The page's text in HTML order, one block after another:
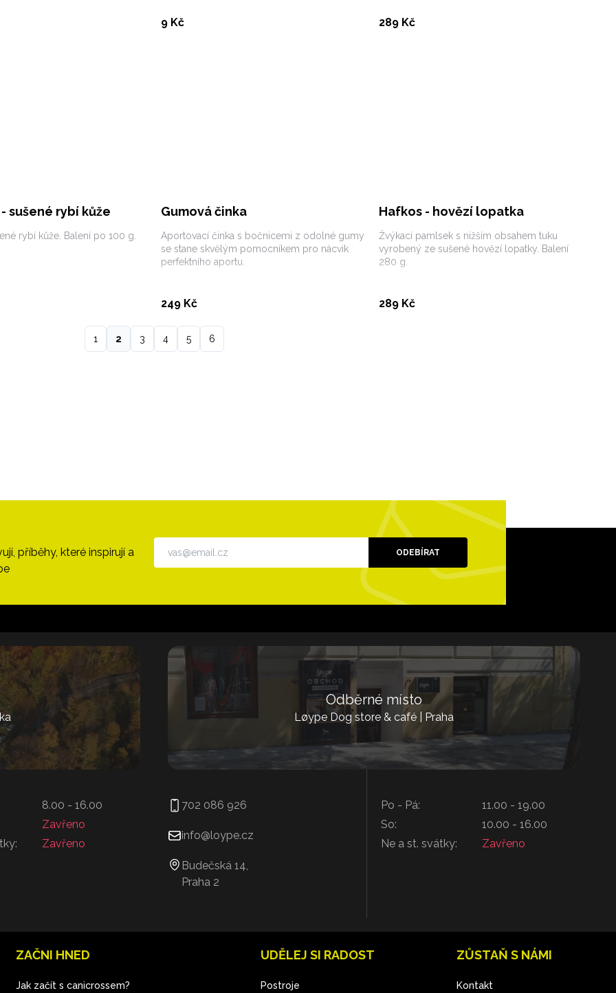
9 Kč 289 Kč
sušené rybí kůže
rybí kůže. Balení po 100 g.
Gumová činka
Aportovací činka s bočnicemi z odolné gumy
se stane skvělým pomocníkem pro nácvik
perfektního aportu.
249 Kč
Hafkos - hovězí lopatka
Žvýkací pamlsek s nižším obsahem tuku
vyrobený ze sušené hovězí lopatky. Balení
280 g.
289 Kč
1 2 3 4 5 6
příběhy, které inspirují a
ODEBÍRAT
8.00 - 16.00
Zavřeno
Zavřeno
Odběrné místo
Løype Dog store & café | Praha
702 086 926
info@loype.cz
Budečská 14,
Praha 2
Po - Pá:
So:
Ne a st. svátky:
11.00 - 19.00
10.00 - 16.00
Zavřeno
ZAČNI HNED
Jak začít s canicrossem?
UDĚLEJ SI RADOST
Postroje
ZŮSTAŇ S NÁMI
Kontakt